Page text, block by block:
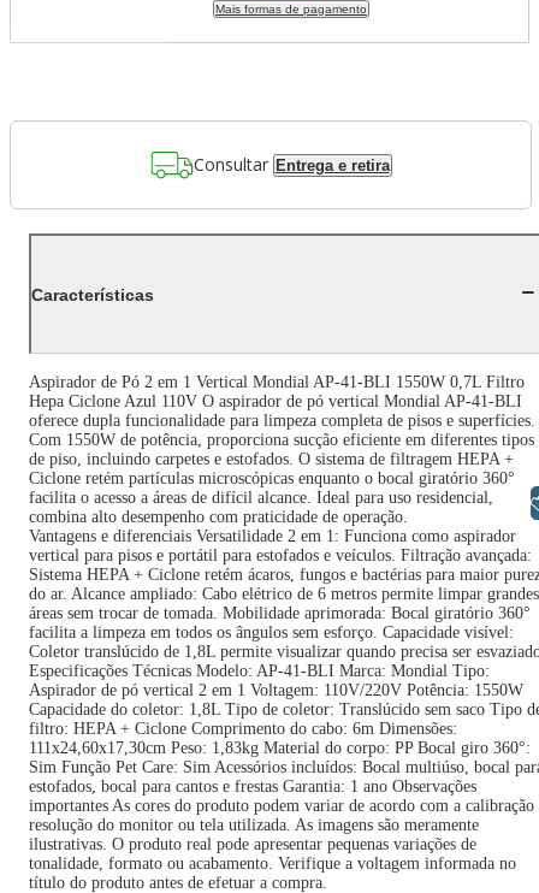
Mais formas de pagamento
Consultar Entrega e retira
Características
Aspirador de Pó 2 em 1 Vertical Mondial AP-41-BLI 1550W 0,7L Filtro
Hepa Ciclone Azul 110V O aspirador de pó vertical Mondial AP-41-BLI
oferece dupla funcionalidade para limpeza completa de pisos e superfícies.
Com 1550W de potência, proporciona sucção eficiente em diferentes tipos
de piso, incluindo carpetes e estofados. O sistema de filtragem HEPA +
Ciclone retém partículas microscópicas enquanto o bocal giratório 360°
facilita o acesso a áreas de difícil alcance. Ideal para uso residencial,
combina alto desempenho com praticidade de operação.
Vantagens e diferenciais Versatilidade 2 em 1: Funciona como aspirador
vertical para pisos e portátil para estofados e veículos. Filtração avançada:
Sistema HEPA + Ciclone retém ácaros, fungos e bactérias para maior
do ar. Alcance ampliado: Cabo elétrico de 6 metros permite limpar grandes
áreas sem trocar de tomada. Mobilidade aprimorada: Bocal giratório 360°
facilita a limpeza em todos os ângulos sem esforço. Capacidade visível:
Coletor translúcido de 1,8L permite visualizar quando precisa ser
Especificações Técnicas Modelo: AP-41-BLI Marca: Mondial Tipo:
Aspirador de pó vertical 2 em 1 Voltagem: 110V/220V Potência: 1550W
Capacidade do coletor: 1,8L Tipo de coletor: Translúcido sem saco Tipo
filtro: HEPA + Ciclone Comprimento do cabo: 6m Dimensões:
111x24,60x17,30cm Peso: 1,83kg Material do corpo: PP Bocal giro 360°:
Sim Função Pet Care: Sim Acessórios incluídos: Bocal multiúso, bocal
estofados, bocal para cantos e frestas Garantia: 1 ano Observações
importantes As cores do produto podem variar de acordo com a calibração
resolução do monitor ou tela utilizada. As imagens são meramente
ilustrativas. O produto real pode apresentar pequenas variações de
tonalidade, formato ou acabamento. Verifique a voltagem informada no
título do produto antes de efetuar a compra.
Libras